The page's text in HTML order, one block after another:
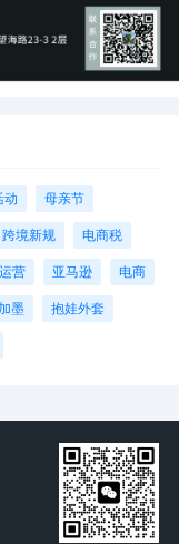
动 母亲节
跨境新规 电商税
营 亚马逊 电商
墨 抱娃外套